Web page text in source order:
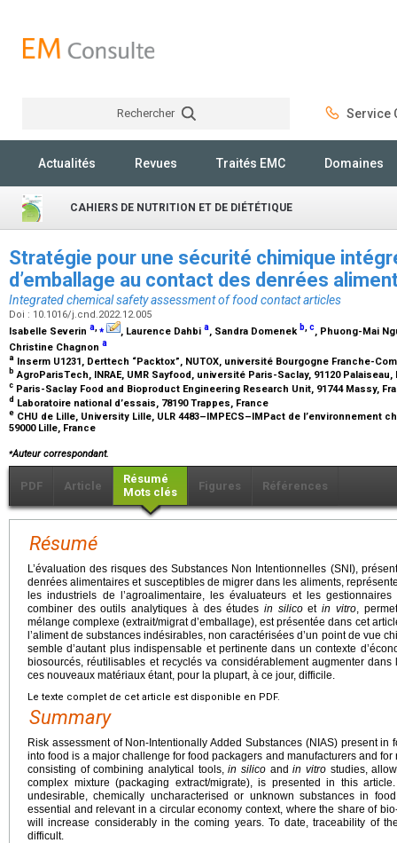
Rechercher Service
Actualités Revues Traités EMC Domaines
CAHIERS DE NUTRITION ET DE DIÉTÉTIQUE
Stratégie pour une sécurité chimique
d’emballage au contact des denrées
Integrated chemical safety assessment of food contact articles
Doi : 10.1016/j.cnd.2022.12.005
Isabelle Severin a,⁎ , Laurence Dahbi a, Sandra Domenek b,c, Phuong-Mai
Christine Chagnon a
a Inserm U1231, Derttech “Packtox”, NUTOX, université Bourgogne Franche-
b AgroParisTech, INRAE, UMR Sayfood, université Paris-Saclay, 91120
c Paris-Saclay Food and Bioproduct Engineering Research Unit, 91744 Massy,
d Laboratoire national d’essais, 78190 Trappes, France
e CHU de Lille, University Lille, ULR 4483–IMPECS–IMPact de l’environnement
59000 Lille, France
⁎Auteur correspondant.
PDF Article
Résumé
Mots clés
Figures Références
Résumé
L’évaluation des risques des Substances Non Intentionnelles (SNI),
denrées alimentaires et susceptibles de migrer dans les aliments,
les industriels de l’agroalimentaire, les évaluateurs et les
combiner des outils analytiques à des études in silicoetin vitro,
mélange complexe (extrait/migrat d’emballage), est présentée dans cet
l’aliment de substances indésirables, non caractérisées d’un point de vue
semble d’autant plus indispensable et pertinente dans un contexte
biosourcés, réutilisables et recyclés va considérablement augmenter
ces nouveaux matériaux étant, pour la plupart, à ce jour, difficile.
Le texte complet de cet article est disponible en PDF.
Summary
Risk assessment of Non-Intentionally Added Substances (NIAS) present in
into food is a major challenge for food packagers and manufacturers and for
consisting of combining analytical tools,in silico andin vitro studies,
complex mixture (packaging extract/migrate), is presented in this
undesirable, chemically uncharacterised or unknown substances in
essential and relevant in a circular economy context, where the share of
will increase considerably in the coming years. To date, traceability of
difficult.